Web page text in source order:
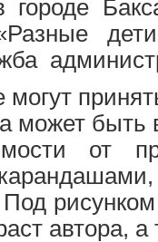
могут
может быть
от
Под
автора,